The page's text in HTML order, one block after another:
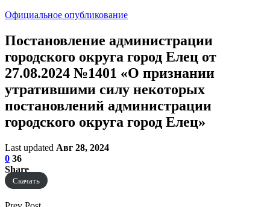
Официальное опубликование
Постановление администрации
городского округа город Елец от
27.08.2024 №1401 «О признании
утратившими силу некоторых
постановлений администрации
городского округа город Елец»
Last updated Авг 28, 2024
0 36
Share
Скачать